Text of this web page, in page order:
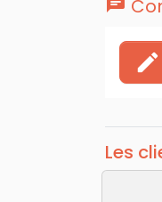
edit
Les